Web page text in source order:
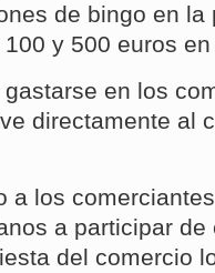
de bingo en
y 500 euros
en los
directamente al
a los
a participar de
del comercio